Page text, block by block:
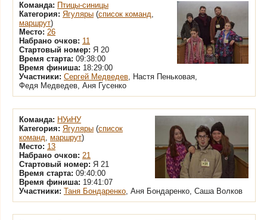
Команда: Птицы-синицы
Категория: Ягуляры (список команд,
маршрут)
Место: 26
Набрано очков: 11
Стартовый номер: Я 20
Время старта: 09:38:00
Время финиша: 18:29:00
Участники: Сергей Медведев, Настя Пеньковая,
Федя Медведев, Аня Гусенко
Команда: НУиНУ
Категория: Ягуляры (список
команд, маршрут)
Место: 13
Набрано очков: 21
Стартовый номер: Я 21
Время старта: 09:40:00
Время финиша: 19:41:07
Участники: Таня Бондаренко, Аня Бондаренко, Саша Волков